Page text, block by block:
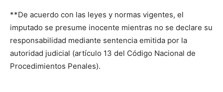
**De acuerdo con las leyes y normas vigentes, el
imputado se presume inocente mientras no se declare su
responsabilidad mediante sentencia emitida por la
autoridad judicial (artículo 13 del Código Nacional de
Procedimientos Penales).